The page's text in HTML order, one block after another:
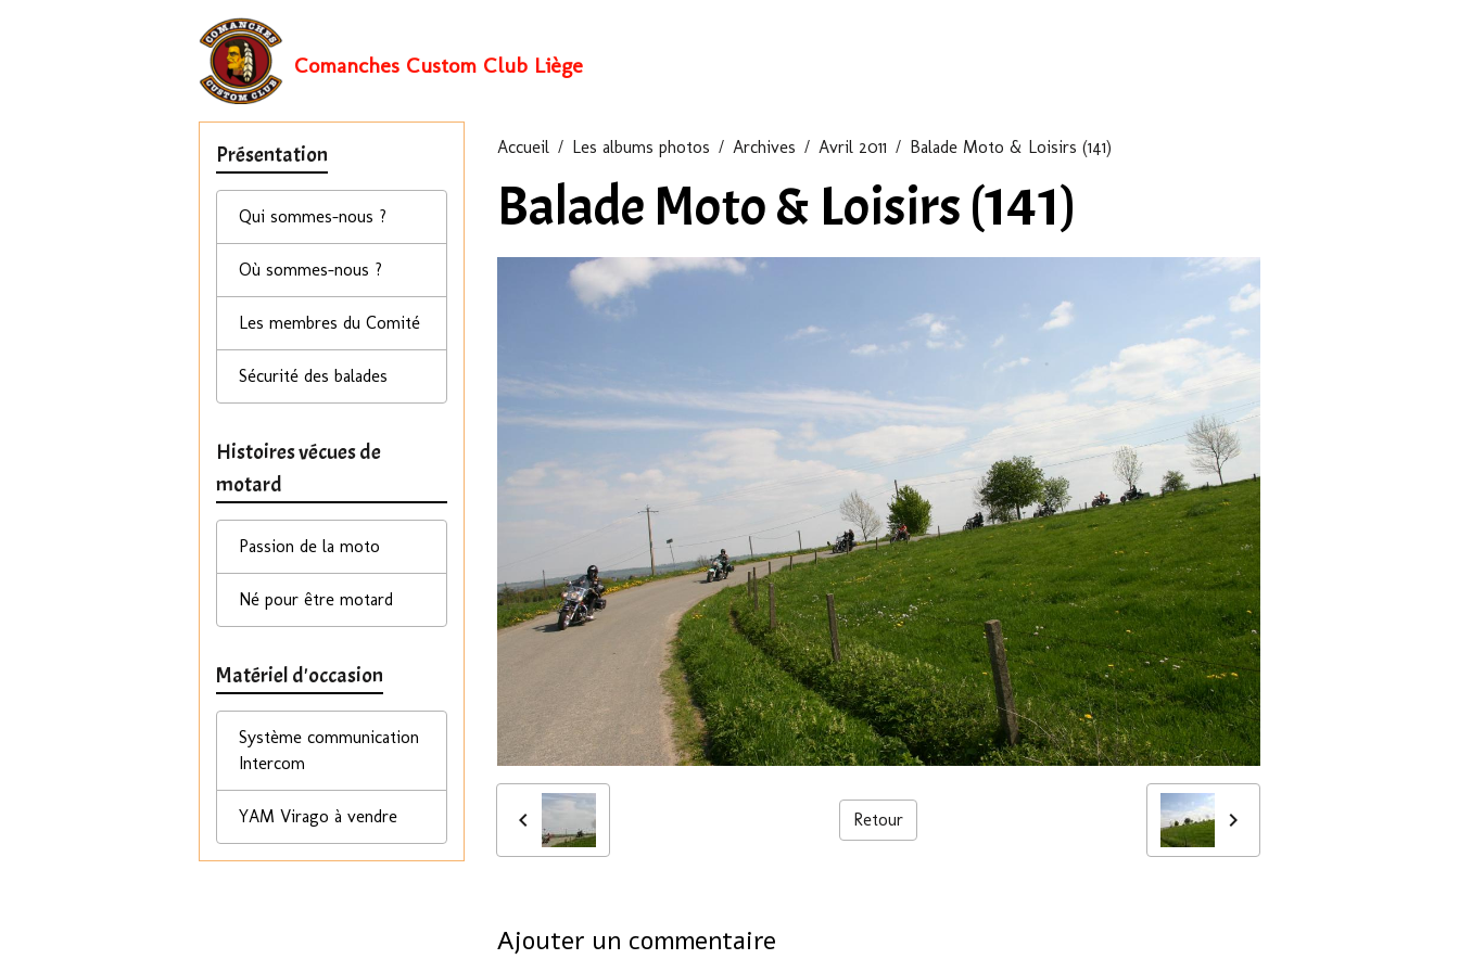
Comanches Custom Club Liège
Accueil Les albums photos Archives Avril 2011 Balade Moto & Loisirs (141)
Balade Moto & Loisirs (141)
Retour
Ajouter un commentaire
Présentation
Qui sommes-nous ?
Où sommes-nous ?
Les membres du Comité
Sécurité des balades
Histoires vécues de
motard
Passion de la moto
Né pour être motard
Matériel d'occasion
Système communication
Intercom
YAM Virago à vendre